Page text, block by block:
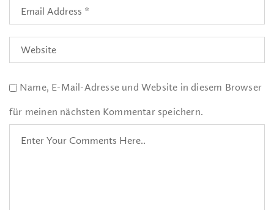
Name, E-Mail-Adresse und Website in diesem Browser
für meinen nächsten Kommentar speichern.